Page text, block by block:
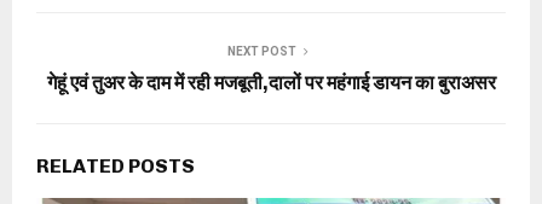
NEXT POST
गेहूं एवं तुअर के दाम में रही मजबूती,दालों पर महंगाई डायन का बुराअसर
RELATED POSTS